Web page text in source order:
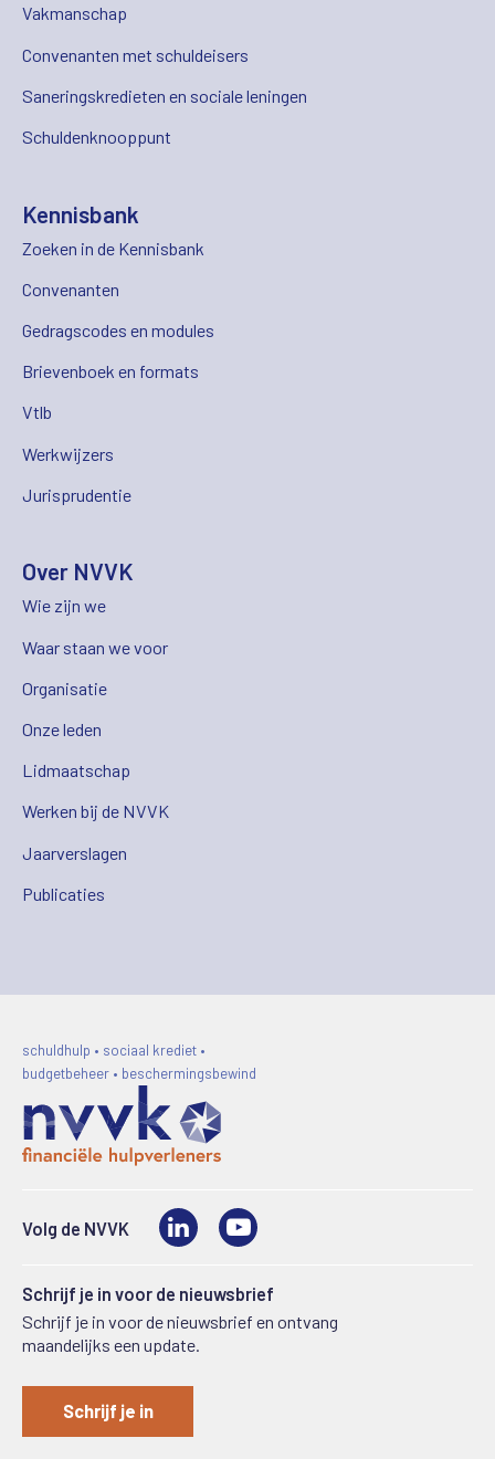
Vakmanschap
Convenanten met schuldeisers
Saneringskredieten en sociale leningen
Schuldenknooppunt
Kennisbank
Zoeken in de Kennisbank
Convenanten
Gedragscodes en modules
Brievenboek en formats
Vtlb
Werkwijzers
Jurisprudentie
Over NVVK
Wie zijn we
Waar staan we voor
Organisatie
Onze leden
Lidmaatschap
Werken bij de NVVK
Jaarverslagen
Publicaties
schuldhulp • sociaal krediet •
budgetbeheer • beschermingsbewind
Volg de NVVK LinkedIn
Schrijf je in voor de nieuwsbrief
Schrijf je in voor de nieuwsbrief en ontvang
maandelijks een update.
Schrijf je in